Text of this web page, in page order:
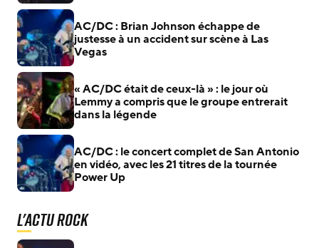
AC/DC : Brian Johnson échappe de
justesse à un accident sur scène à Las
Vegas
« AC/DC était de ceux-là » : le jour où
Lemmy a compris que le groupe entrerait
dans la légende
AC/DC : le concert complet de San Antonio
en vidéo, avec les 21 titres de la tournée
Power Up
L'actu Rock